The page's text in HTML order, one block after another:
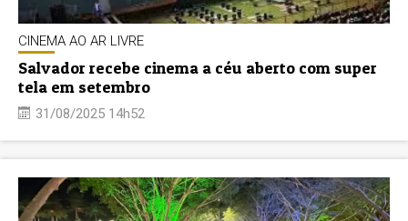
CINEMA AO AR LIVRE
Salvador recebe cinema a céu aberto com super
tela em setembro
31/08/2025 14h52